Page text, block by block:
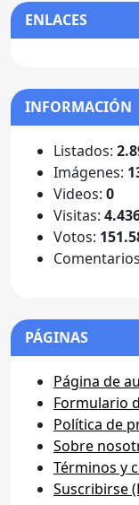
ENLACES
INFORMACIÓN
Listados:
Imágenes:
Videos: 0
Visitas:
Votos:
PÁGINAS
Página de
Formulario
Política de
Sobre
Términos y
Suscribirse